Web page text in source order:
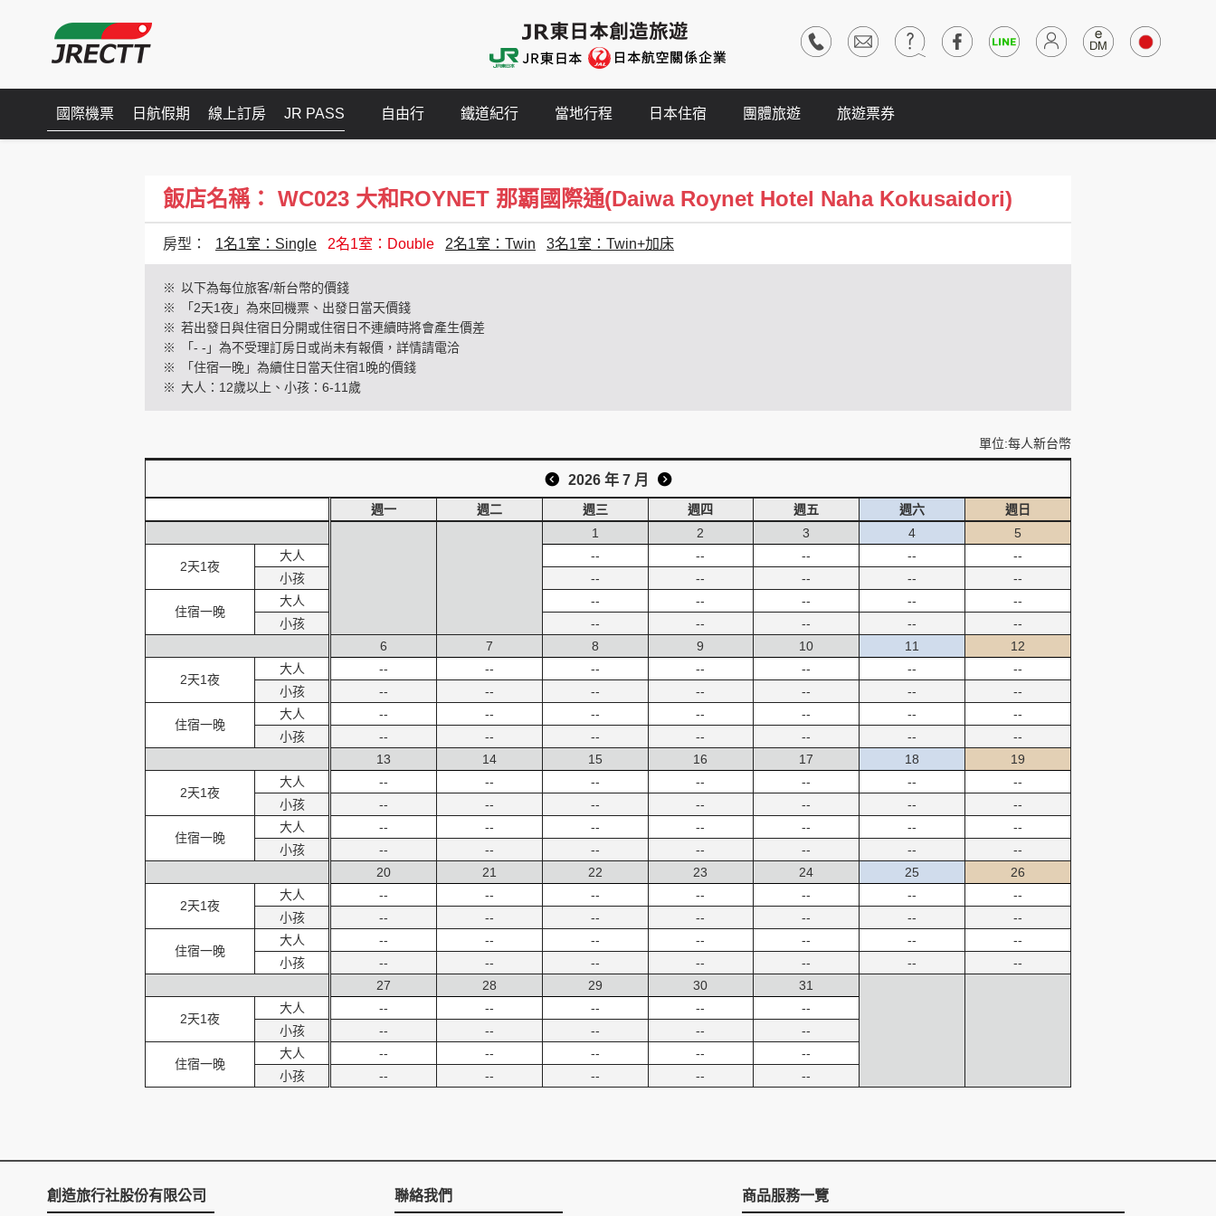
國際機票 日航假期 線上訂房 JR PASS 自由行 鐵道紀行 當地行程 日本住宿 團體旅遊 旅遊票券
飯店名稱： WC023 大和ROYNET 那覇國際通(Daiwa Roynet Hotel Naha Kokusaidori)
房型： 1名1室：Single 2名1室：Double 2名1室：Twin 3名1室：Twin+加床
※ 以下為每位旅客/新台幣的價錢
※
「2天1夜」為來回機票、出發日當天價錢
※ 若出發日與住宿日分開或住宿日不連續時將會產生價差
※
「- -」為不受理訂房日或尚未有報價，詳情請電洽
※
「住宿一晚」為續住日當天住宿1晚的價錢
※ 大人：12歲以上、小孩：6-11歲
單位:每人新台幣
2026 年 7 月
2天1夜
大人
小孩
住宿一晚
大人
小孩
2天1夜
大人
小孩
住宿一晚
大人
小孩
2天1夜
大人
小孩
住宿一晚
大人
小孩
2天1夜
大人
小孩
住宿一晚
大人
小孩
2天1夜
大人
小孩
住宿一晚
大人
小孩
週一 週二 週三 週四 週五 週六
週日
1
--
--
--
--
2
--
--
--
--
3
--
--
--
--
4
--
--
--
--
5
--
--
--
--
6
--
--
--
--
7
--
--
--
--
8
--
--
--
--
9
--
--
--
--
10
--
--
--
--
11
--
--
--
--
12
--
--
--
--
13
--
--
--
--
14
--
--
--
--
15
--
--
--
--
16
--
--
--
--
17
--
--
--
--
18
--
--
--
--
19
--
--
--
--
20
--
--
--
--
21
--
--
--
--
22
--
--
--
--
23
--
--
--
--
24
--
--
--
--
25
--
--
--
--
26
--
--
--
--
27
--
--
--
--
28
--
--
--
--
29
--
--
--
--
30
--
--
--
--
31
--
--
--
--
創造旅行社股份有限公司 聯絡我們 商品服務一覽